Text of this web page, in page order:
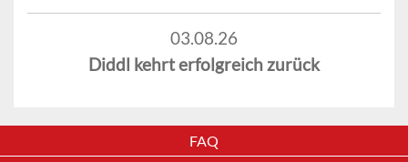
03.08.26
Diddl kehrt erfolgreich zurück
FAQ